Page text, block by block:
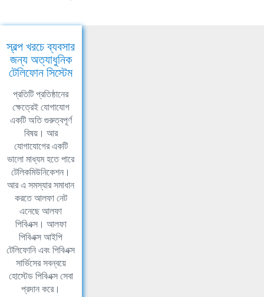
স্বল্প খরচে ব্যবসার
জন্য অত্যাধুনিক
টেলিফোন সিস্টেম
প্রতিটি প্রতিষ্ঠানের
ক্ষেত্রেই যোগাযোগ
একটি অতি গুরুত্বপূর্ণ
বিষয়। আর
যোগাযোগের একটি
ভালো মাধ্যম হতে পারে
টেলিকমিউনিকেশন।
আর এ সমস্যার সমাধান
করতে আলফা নেট
এনেছে আলফা
পিবিএক্স। আলফা
পিবিএক্স আইপি
টেলিফোনি এবং পিবিএক্স
সার্ভিসের সবন্বয়ে
হোস্টেড পিবিএক্স সেবা
প্রদান করে।